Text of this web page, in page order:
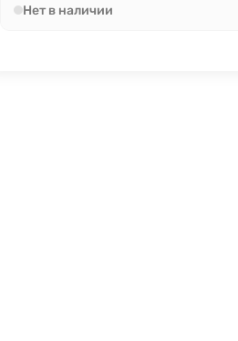
Нет в наличии